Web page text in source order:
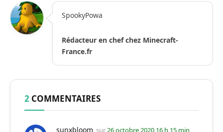
SpookyPowa
Rédacteur en chef chez Minecraft-
France.fr
2 COMMENTAIRES
sunxbloom sur26 octobre 2020 16 h 15 min